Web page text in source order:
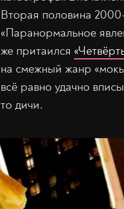
Вторая половина
«Паранормальное
же притаился
на смежный жанр
всё равно удачно
то дичи.